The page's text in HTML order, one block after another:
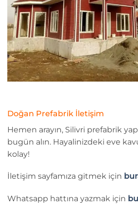
Doğan Prefabrik İletişim
Hemen arayın, Silivri prefabrik
bugün alın. Hayalinizdeki eve
kolay!
İletişim sayfamıza gitmek için
Whatsapp hattına yazmak için